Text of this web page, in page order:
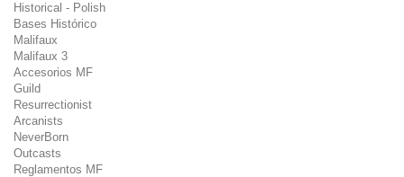
Historical - Polish
Bases Histórico
Malifaux
Malifaux 3
Accesorios MF
Guild
Resurrectionist
Arcanists
NeverBorn
Outcasts
Reglamentos MF